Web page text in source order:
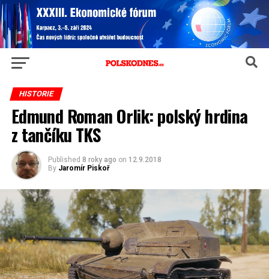
HISTORIE
Edmund Roman Orlik: polský hrdina
z tančíku TKS
Published 8 roky ago on 12.9.2018
By Jaromír Piskoř